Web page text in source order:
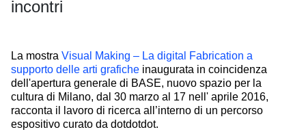
incontri
La mostra Visual Making – La digital Fabrication a
supporto delle arti grafiche inaugurata in coincidenza
dell'apertura generale di BASE, nuovo spazio per la
cultura di Milano, dal 30 marzo al 17 nell' aprile 2016,
racconta il lavoro di ricerca all’interno di un percorso
espositivo curato da dotdotdot.